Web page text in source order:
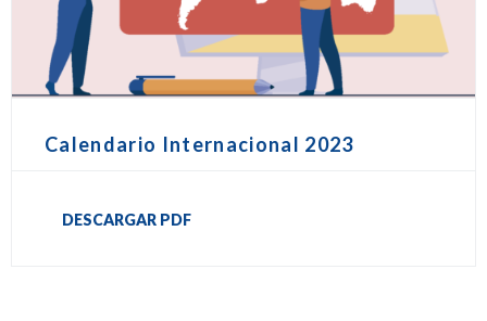
Calendario Internacional 2023
DESCARGAR PDF